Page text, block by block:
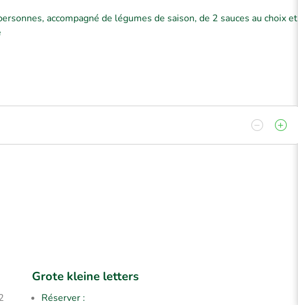
accompagné de légumes de saison, de 2 sauces au choix et
Grote kleine letters
Réserver :